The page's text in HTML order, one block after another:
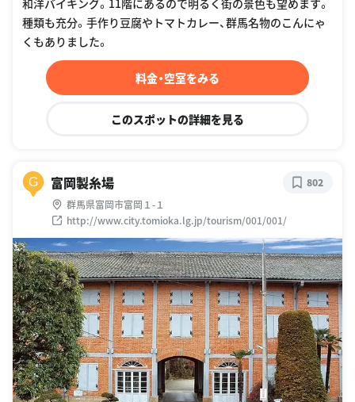
和洋バイキング。11階にあるので明るく街の景色も望めます。
種類も充分。手作り豆腐やトマトカレー、群馬名物のこんにゃ
くもありました。
料金・空室をみる
このスポットの詳細を見る
G 富岡製糸場
群馬県富岡市富岡１-１
http://www.city.tomioka.lg.jp/tourism/001/001/
802